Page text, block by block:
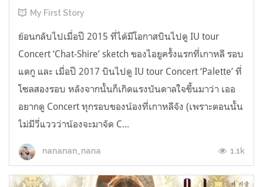
My First Story
ย้อนกลับไปเมื่อปี 2015 ที่ได้มีโอกาสบินไปดู IU tour
Concert ‘Chat-Shire’ sketch ของไอยูครั้งแรกที่เกาหลี รอบ
แดกู และ เมื่อปี 2017 บินไปดู IU tour Concert ‘Palette’ ที่
โซลสองรอบ หลังจากนั้นก็เกิดแรงบันดาลใจขึ้นมาว่า เออ
อยากดู Concert ทุกรอบของน้องที่เกาหลีจัง (เพราะตอนนั้น
ไม่มีวี่แววว่าน้องจะมาจัด C...
nananan_nana 1.1k